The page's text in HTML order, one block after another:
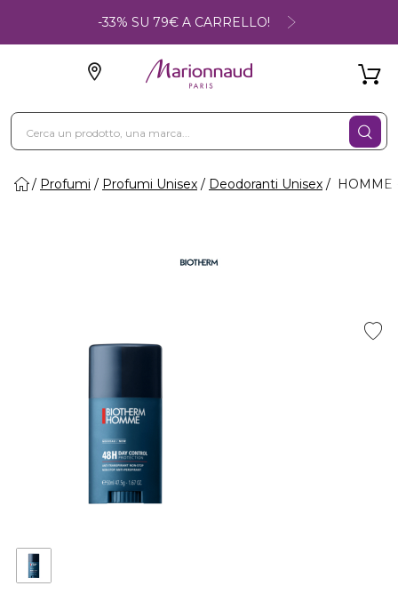
-33% SU 79€ A CARRELLO!
Profumi Profumi Unisex Deodoranti Unisex HOMME